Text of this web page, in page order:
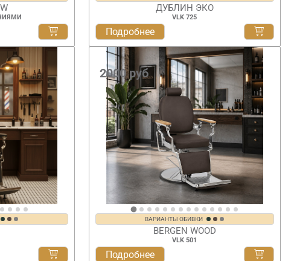
ДУБЛИН ЭКО
VLK 725
Подробнее
2000руб
ВАРИАНТЫ ОБИВКИ
BERGEN WOOD
VLK 501
Подробнее